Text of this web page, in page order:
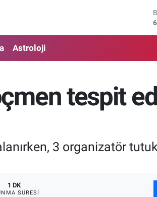
Astroloji
tespit
3 organizatör
1 DK
SÜRESI